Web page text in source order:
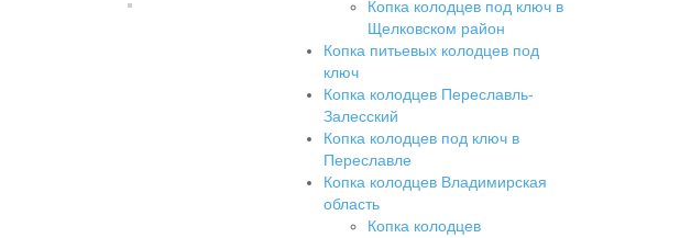
Копка колодцев под ключ в
Щелковском район
Копка питьевых колодцев под
ключ
Копка колодцев Переславль-
Залесский
Копка колодцев под ключ в
Переславле
Копка колодцев Владимирская
область
Копка колодцев